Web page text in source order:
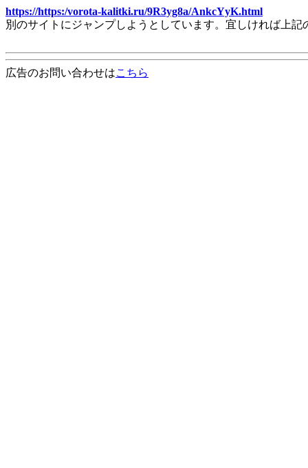
https://https:/vorota-kalitki.ru/9R3yg8a/AnkcYyK.html
別のサイトにジャンプしようとしています。宜しければ上
広告のお問い合わせはこちら